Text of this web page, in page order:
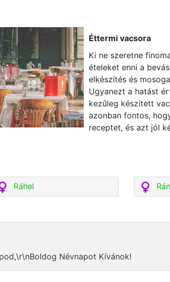
Éttermi vacsora
Ki ne szeretne
ételeket enni a
elkészítés és
Ugyanezt a hatást
kezűleg készített
azonban fontos,
receptet, és azt jól
Ráhel
Névnapot Kívánok!